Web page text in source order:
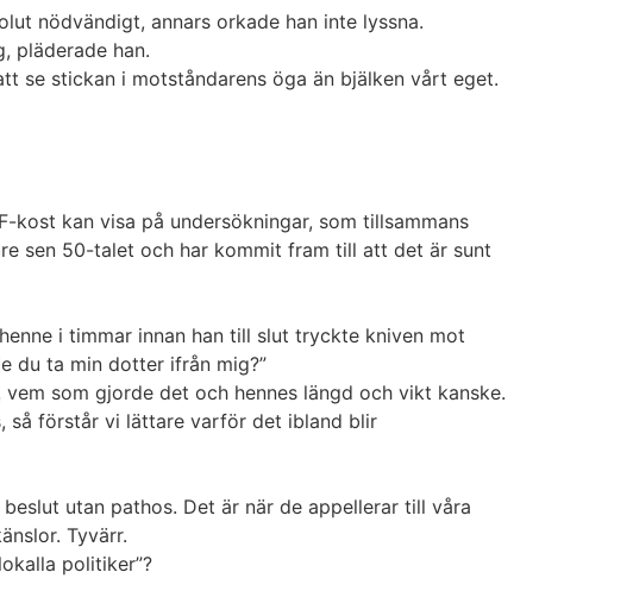
nödvändigt, annars orkade han inte lyssna.
pläderade han.
se stickan i motståndarens öga än bjälken vårt eget.
kan visa på undersökningar, som tillsammans
sen 50-talet och har kommit fram till att det är sunt
i timmar innan han till slut tryckte kniven mot
du ta min dotter ifrån mig?”
som gjorde det och hennes längd och vikt kanske.
så förstår vi lättare varför det ibland blir
utan pathos. Det är när de appellerar till våra
Tyvärr.
politiker”?